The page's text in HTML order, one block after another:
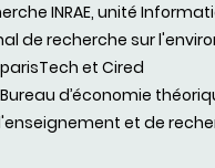
INRAE, unité
de recherche sur
et Cired
Bureau d’économie
et de